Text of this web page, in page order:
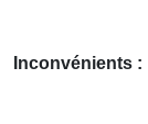
Inconvénients :